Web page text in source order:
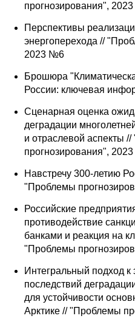
прогнозирования",
Перспективы
энергоперехода //
2023 №6
Брошюра
России: ключевая
Сценарная оценка
деградации
и отраслевой аспекты
прогнозирования",
Навстречу 300-летию
"Проблемы
Российские
противодействие
банками и реакция на
"Проблемы
Интегральный подход к
последствий
для устойчивости
Арктике // "Проблемы